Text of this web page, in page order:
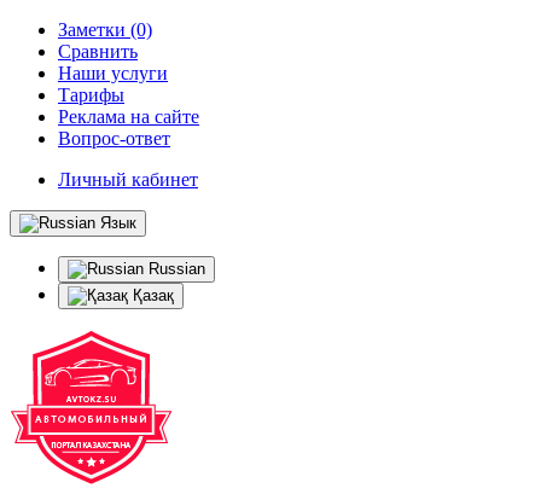
Заметки (0)
Сравнить
Наши услуги
Тарифы
Реклама на сайте
Вопрос-ответ
Личный кабинет
Язык
Russian
Қазақ